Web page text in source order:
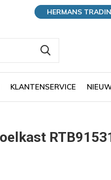
KLANTENSERVICE
HERMANS